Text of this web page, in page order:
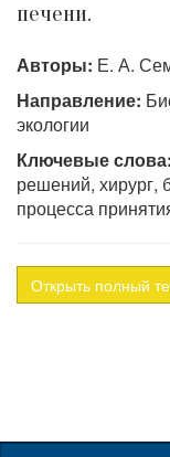
печени.
Авторы: Е. А.
Направление:
экологии
Ключевые слова:
решений, хирург,
процесса
Открыть полный